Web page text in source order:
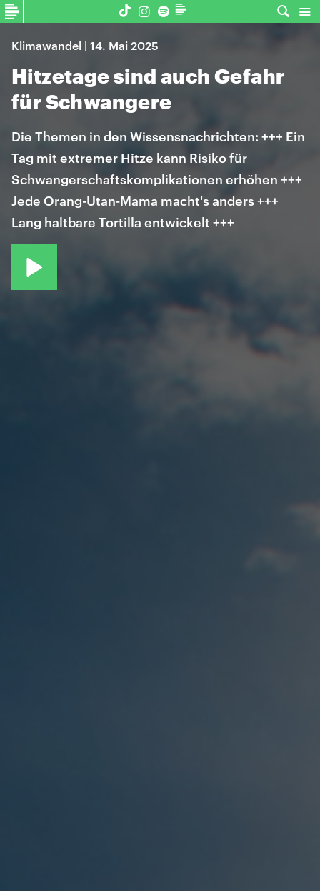
Klimawandel | 14. Mai 2025
Hitzetage sind auch Gefahr
für Schwangere
Die Themen in den Wissensnachrichten: +++ Ein
Tag mit extremer Hitze kann Risiko für
Schwangerschaftskomplikationen erhöhen +++
Jede Orang-Utan-Mama macht's anders +++
Lang haltbare Tortilla entwickelt +++